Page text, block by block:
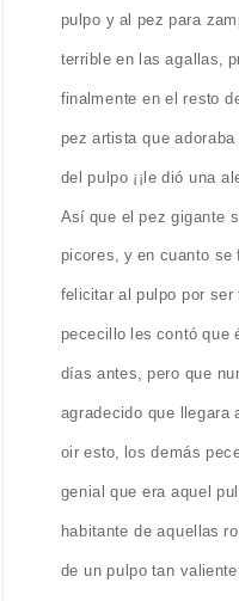
pulpo y al pez para
terrible en las agallas,
finalmente en el resto
pez artista que
del pulpo ¡¡le dió una
Así que el pez gigante
picores, y en cuanto
felicitar al pulpo por ser
pececillo les contó que
días antes, pero que
agradecido que llegara
oir esto, los demás
genial que era aquel
habitante de aquellas
de un pulpo tan